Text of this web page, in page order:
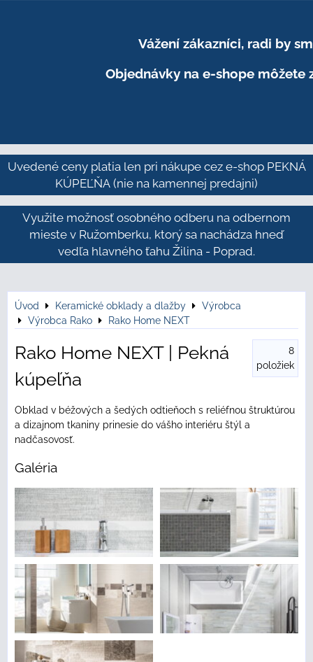
Vážení zákazníci, radi by
Objednávky na e-shope môžete
Uvedené ceny platia len pri nákupe cez e-shop PEKNÁ
KÚPEĽŇA (nie na kamennej predajni)
Využite možnosť osobného odberu na odbernom
mieste v Ružomberku, ktorý sa nachádza hneď
vedľa hlavného ťahu Žilina - Poprad.
Úvod Keramické obklady a dlažby
Výrobca
Výrobca Rako
Rako Home NEXT
Rako Home NEXT | Pekná
kúpeľňa
8
položiek
Obklad v béžových a šedých odtieňoch s reliéfnou štruktúrou
a dizajnom tkaniny prinesie do vášho interiéru štýl a
nadčasovosť.
Galéria